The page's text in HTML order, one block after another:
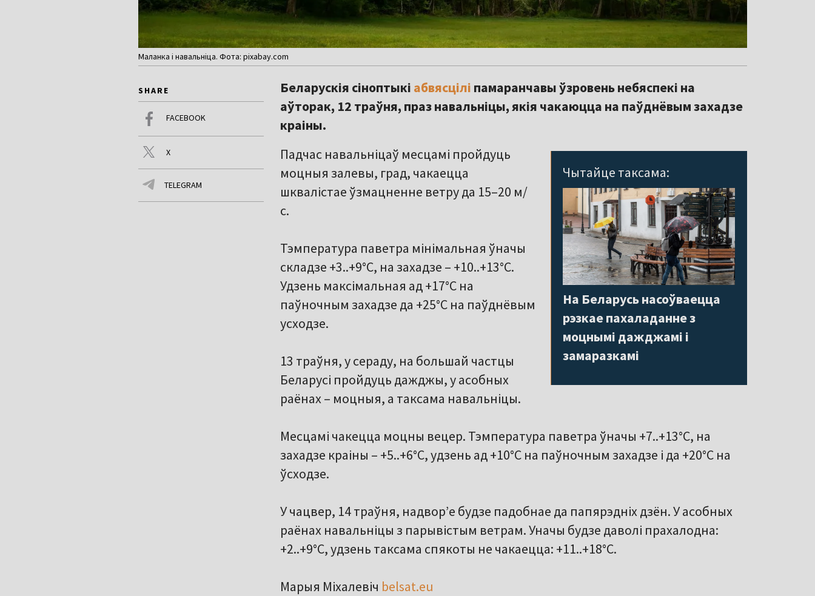
Маланка і навальніца. Фота: pixabay.com
SHARE
FACEBOOK
X
TELEGRAM
Беларускія сіноптыкі абвясцілі памаранчавы ўзровень небяспекі на
аўторак, 12 траўня, праз навальніцы, якія чакаюцца на паўднёвым захадзе
краіны.
Чытайце таксама:
На Беларусь насоўваецца
рэзкае пахаладанне з
моцнымі дажджамі і
замаразкамі
Падчас навальніцаў месцамі пройдуць
моцныя залевы, град, чакаецца
шквалістае ўзмацненне ветру да 15–20 м/
с.
Тэмпература паветра мінімальная ўначы
складзе +3..+9°С, на захадзе – +10..+13°С.
Удзень максімальная ад +17°С на
паўночным захадзе да +25°С на паўднёвым
усходзе.
13 траўня, у сераду, на большай частцы
Беларусі пройдуць дажджы, у асобных
раёнах – моцныя, а таксама навальніцы.
Месцамі чакецца моцны вецер. Тэмпература паветра ўначы +7..+13°С, на
захадзе краіны – +5..+6°С, удзень ад +10°С на паўночным захадзе і да +20°С на
ўсходзе.
У чацвер, 14 траўня, надвор’е будзе падобнае да папярэдніх дзён. У асобных
раёнах навальніцы з парывістым ветрам. Уначы будзе даволі прахалодна:
+2..+9°С, удзень таксама спякоты не чакаецца: +11..+18°С.
Марыя Міхалевіч belsat.eu